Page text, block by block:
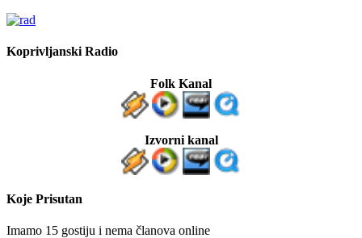
Koprivljanski Radio
Folk Kanal
Izvorni kanal
Koje Prisutan
Imamo 15 gostiju i nema članova online